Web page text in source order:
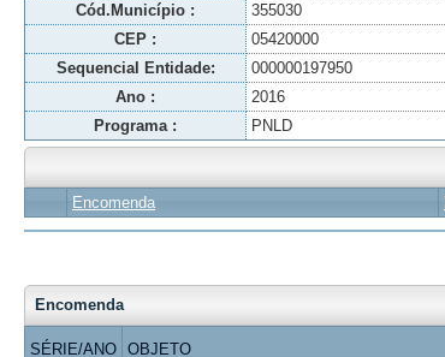
Cód.Município :
355030
CEP :
05420000
Sequencial Entidade:
000000197950
Ano :
2016
Programa :
PNLD
Encomenda
Encomenda
SÉRIE/ANO OBJETO